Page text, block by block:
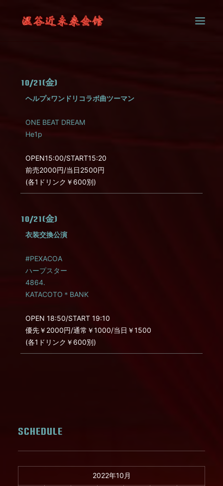
CONTACT10/21(金)
ヘルプ×ワンドリコラボ曲ツーマン
ONE BEAT DREAM
He1p
OPEN15:00/START15:20
前売2000円/当日2500円
(各1ドリンク￥600別)
10/21(金)
衣装交換公演
#PEXACOA
ハープスター
4864.
KATACOTO＊BANK
OPEN 18:50/START 19:10
優先￥2000円/通常￥1000/当日￥1500
(各1ドリンク￥600別)
SCHEDULE
2022年10月